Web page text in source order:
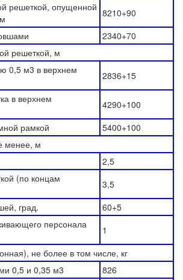
решеткой, опущенной 8210+90
2340+70
решеткой, м
0,5 м3 в верхнем
2836+15
в верхнем
4290+100
рамкой
5400+100
менее, м
2,5
(по концам
3,5
град.
60+5
персонала
1
не более в том числе, кг
0,5 и 0,35 м3
826